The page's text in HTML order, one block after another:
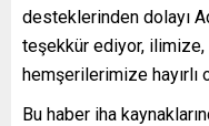
desteklerinden dolayı
teşekkür ediyor,
hemşerilerimize hayırlı
Bu haber iha